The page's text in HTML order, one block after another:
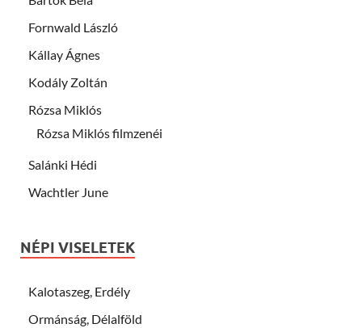
Fornwald László
Kállay Ágnes
Kodály Zoltán
Rózsa Miklós
Rózsa Miklós filmzenéi
Salánki Hédi
Wachtler June
NÉPI VISELETEK
Kalotaszeg, Erdély
Ormánság, Délalföld